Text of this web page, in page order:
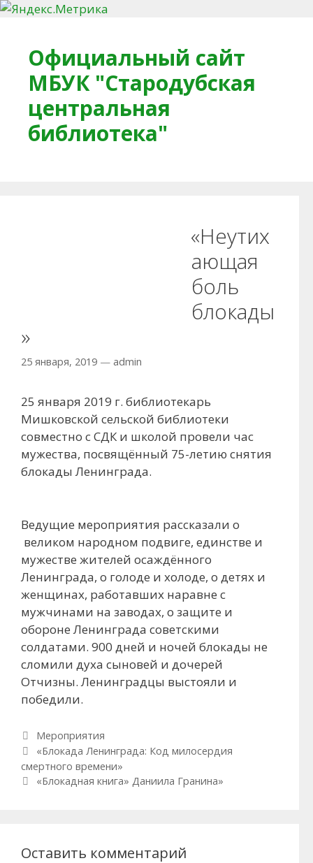
Официальный сайт
МБУК "Стародубская
центральная
библиотека"
«Неутих
ающая
боль
блокады
»
25 января, 2019 — admin
25 января 2019 г. библиотекарь
Мишковской сельской библиотеки
совместно с СДК и школой провели час
мужества, посвящённый 75-летию снятия
блокады Ленинграда.
Ведущие мероприятия рассказали о
великом народном подвиге, единстве и
мужестве жителей осаждённого
Ленинграда, о голоде и холоде, о детях и
женщинах, работавших наравне с
мужчинами на заводах, о защите и
обороне Ленинграда советскими
солдатами. 900 дней и ночей блокады не
сломили духа сыновей и дочерей
Отчизны. Ленинградцы выстояли и
победили.
Рубрики
Мероприятия
Навигация по записям
«Блокада Ленинграда: Код милосердия
смертного времени»
«Блокадная книга» Даниила Гранина»
Оставить комментарий